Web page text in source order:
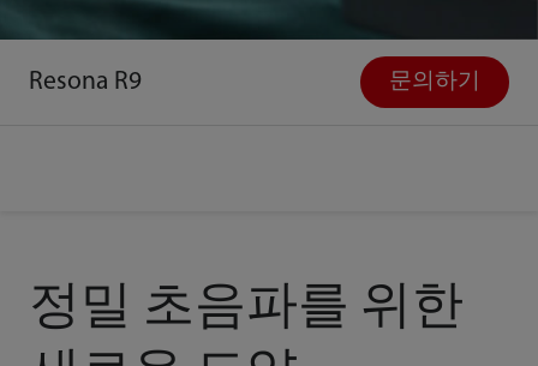
Resona R9 문의하기
정밀 초음파를 위한